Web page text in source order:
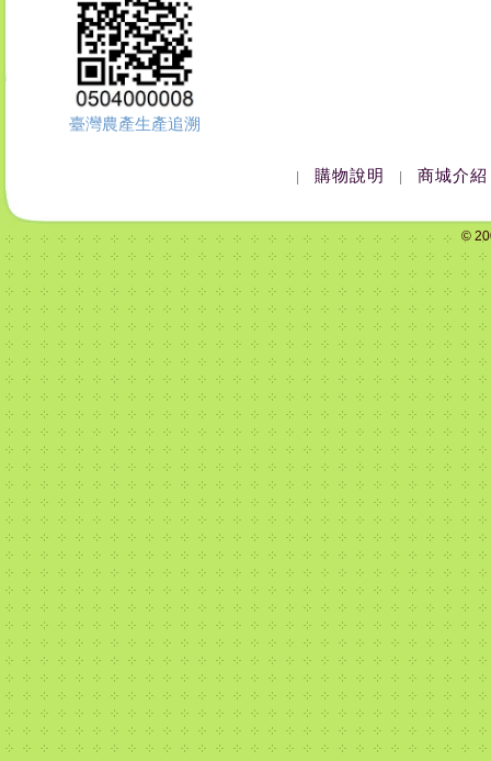
臺灣農產生產追溯
購物說明 商城介紹
©